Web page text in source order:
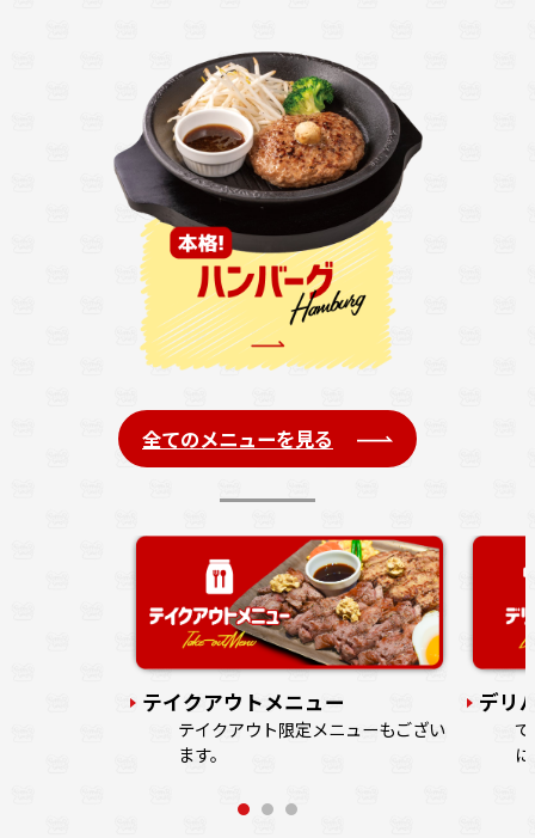
全てのメニューを見る
テイクアウトメニュー
テイクアウト限定メニューもござい
ます。
デリ